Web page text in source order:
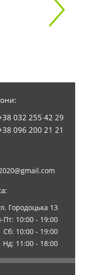
032 255 42 29
096 200 21 21
Городоцька 13
Пт: 10:00 - 19:00
Сб: 10:00 - 19:00
Нд: 11:00 - 18:00